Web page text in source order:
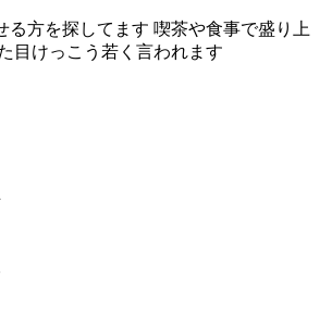
る方を探してます 喫茶や食事で盛り上
けっこう若く言われます